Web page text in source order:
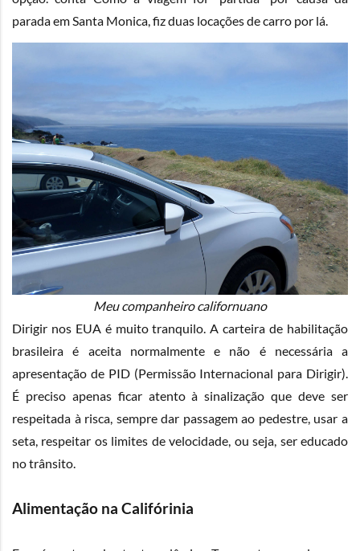
parada em Santa Monica, fiz duas locações de carro por lá.
Meu companheiro californuano
Dirigir nos EUA é muito tranquilo. A carteira de habilitação
brasileira é aceita normalmente e não é necessária a
apresentação de PID (Permissão Internacional para Dirigir).
É preciso apenas ficar atento à sinalização que deve ser
respeitada à risca, sempre dar passagem ao pedestre, usar a
seta, respeitar os limites de velocidade, ou seja, ser educado
no trânsito.
Alimentação na Califórinia